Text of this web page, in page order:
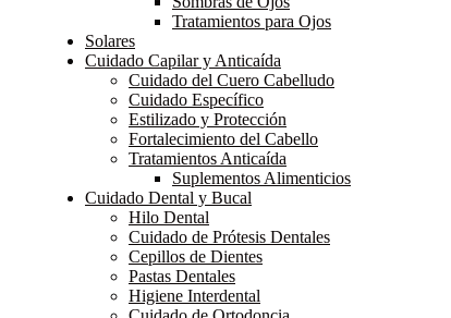
Tratamientos para Ojos
Solares
Cuidado Capilar y Anticaída
Cuidado del Cuero Cabelludo
Cuidado Específico
Estilizado y Protección
Fortalecimiento del Cabello
Tratamientos Anticaída
Suplementos Alimenticios
Cuidado Dental y Bucal
Hilo Dental
Cuidado de Prótesis Dentales
Cepillos de Dientes
Pastas Dentales
Higiene Interdental